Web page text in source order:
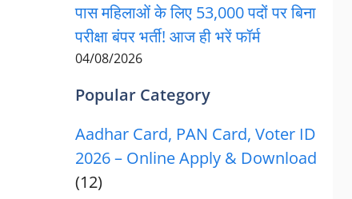
पास महिलाओं के लिए 53,000 पदों पर बिना
परीक्षा बंपर भर्ती! आज ही भरें फॉर्म
04/08/2026
Popular Category
Aadhar Card, PAN Card, Voter ID
2026 – Online Apply & Download
(12)